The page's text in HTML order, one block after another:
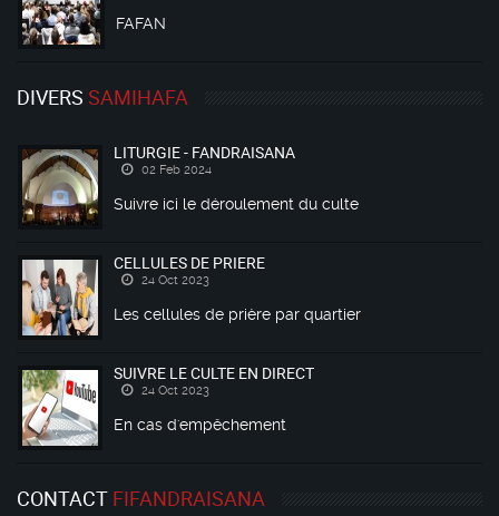
FAFAN
DIVERS SAMIHAFA
LITURGIE - FANDRAISANA
02 Feb 2024
Suivre ici le déroulement du culte
CELLULES DE PRIERE
24 Oct 2023
Les cellules de prière par quartier
SUIVRE LE CULTE EN DIRECT
24 Oct 2023
En cas d'empêchement
CONTACT FIFANDRAISANA